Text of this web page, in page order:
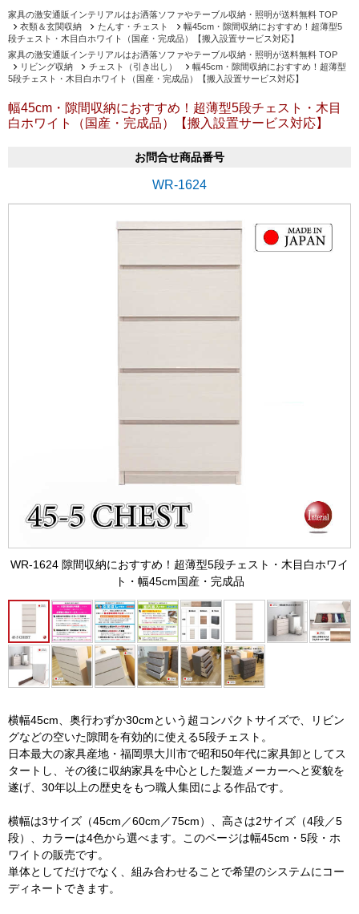
家具の激安通販インテリアルはお洒落ソファやテーブル収納・照明が送料無料 TOP
衣類＆玄関収納
たんす・チェスト
幅45cm・隙間収納におすすめ！超薄型5
段チェスト・木目白ホワイト（国産・完成品）【搬入設置サービス対応】
家具の激安通販インテリアルはお洒落ソファやテーブル収納・照明が送料無料 TOP
リビング収納
チェスト（引き出し）
幅45cm・隙間収納におすすめ！超薄型
5段チェスト・木目白ホワイト（国産・完成品）【搬入設置サービス対応】
幅45cm・隙間収納におすすめ！超薄型5段チェスト・木目
白ホワイト（国産・完成品）【搬入設置サービス対応】
お問合せ商品番号
WR-1624
WR-1624 隙間収納におすすめ！超薄型5段チェスト・木目白ホワイ
ト・幅45cm国産・完成品
横幅45cm、奥行わずか30cmという超コンパクトサイズで、リビン
グなどの空いた隙間を有効的に使える5段チェスト。
日本最大の家具産地・福岡県大川市で昭和50年代に家具卸としてス
タートし、その後に収納家具を中心とした製造メーカーへと変貌を
遂げ、30年以上の歴史をもつ職人集団による作品です。
横幅は3サイズ（45cm／60cm／75cm）、高さは2サイズ（4段／5
段）、カラーは4色から選べます。このページは幅45cm・5段・ホ
ワイトの販売です。
単体としてだけでなく、組み合わせることで希望のシステムにコー
ディネートできます。